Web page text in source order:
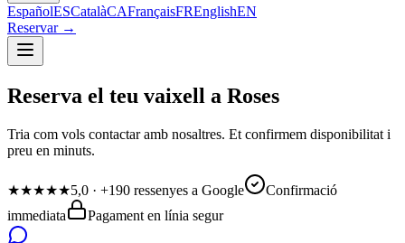
EspañolESCatalàCAFrançaisFREnglishEN
Reservar→
Reserva el teu vaixell a Roses
Tria com vols contactar amb nosaltres. Et confirmem disponibilitat i
preu en minuts.
★★★★★5,0 · +190 ressenyes a Google
Confirmació
immediata
Pagament en línia segur